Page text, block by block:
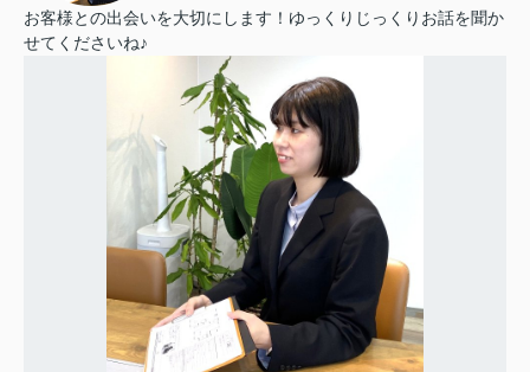
お客様との出会いを大切にします！ゆっくりじっくりお話を聞か
せてくださいね♪